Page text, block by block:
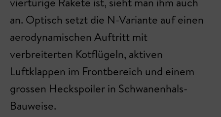
an. Optisch setzt die N-Variante auf einen
aerodynamischen Auftritt mit
verbreiterten Kotflügeln, aktiven
Luftklappen im Frontbereich und einem
grossen Heckspoiler in Schwanenhals-
Bauweise.